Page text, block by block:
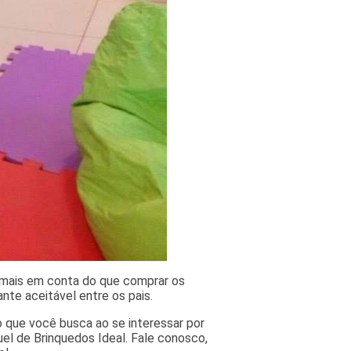
em conta do que comprar os
aceitável entre os pais.
você busca ao se interessar por
de Brinquedos Ideal. Fale conosco,